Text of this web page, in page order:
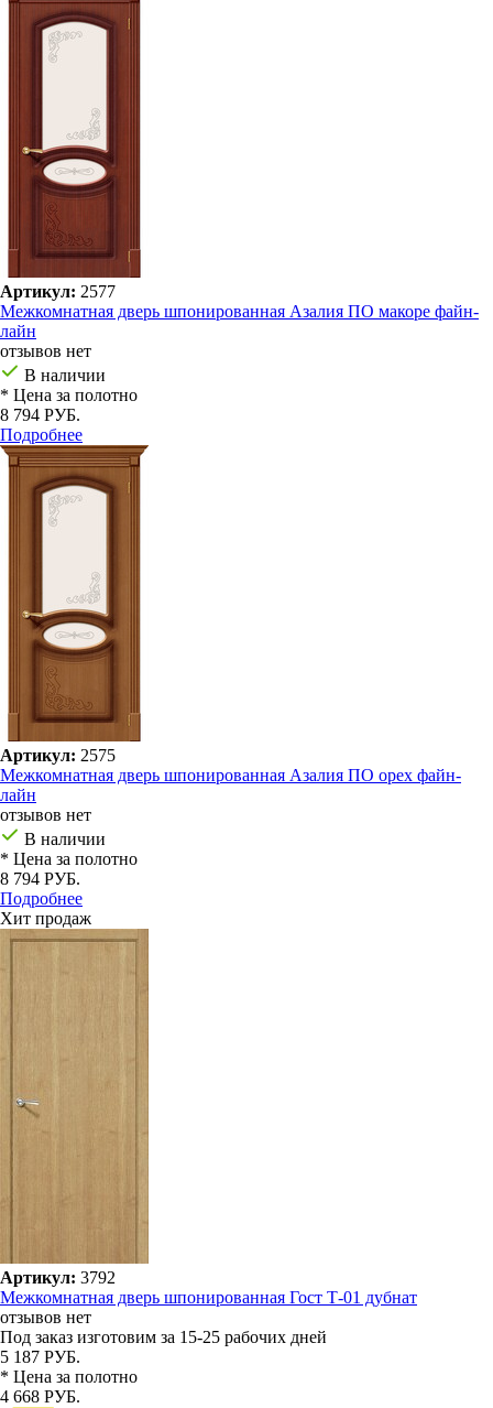
Артикул: 2577
Межкомнатная дверь шпонированная Азалия ПО макоре файн-
лайн
отзывов нет
В наличии
* Цена за полотно
8 794 РУБ.
Подробнее
Артикул: 2575
Межкомнатная дверь шпонированная Азалия ПО орех файн-
лайн
отзывов нет
В наличии
* Цена за полотно
8 794 РУБ.
Подробнее
Хит продаж
Артикул: 3792
Межкомнатная дверь шпонированная Гост Т-01 дубнат
отзывов нет
Под заказ изготовим за 15-25 рабочих дней
5 187 РУБ.
* Цена за полотно
4 668 РУБ.